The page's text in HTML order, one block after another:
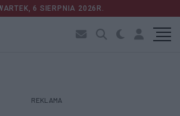
6 SIERPNIA 2026R.
REKLAMA